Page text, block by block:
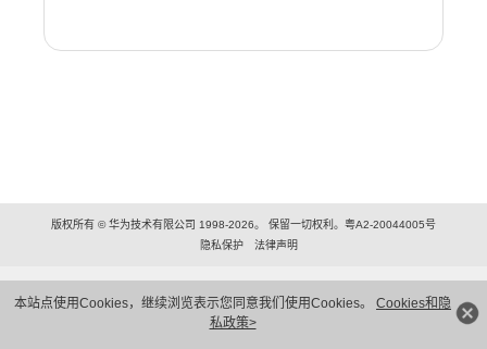
本站点使用Cookies，继续浏览表示您同意我们使用Cookies。 Cookies和隐
私政策>
版权所有 © 华为技术有限公司 1998-2026。 保留一切权利。粤A2-20044005号
隐私保护
法律声明